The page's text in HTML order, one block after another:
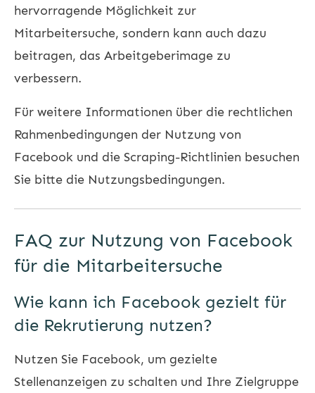
hervorragende Möglichkeit zur
Mitarbeitersuche, sondern kann auch dazu
beitragen, das Arbeitgeberimage zu
verbessern.
Für weitere Informationen über die rechtlichen
Rahmenbedingungen der Nutzung von
Facebook und die Scraping-Richtlinien besuchen
Sie bitte die Nutzungsbedingungen.
FAQ zur Nutzung von Facebook
für die Mitarbeitersuche
Wie kann ich Facebook gezielt für
die Rekrutierung nutzen?
Nutzen Sie Facebook, um gezielte
Stellenanzeigen zu schalten und Ihre Zielgruppe